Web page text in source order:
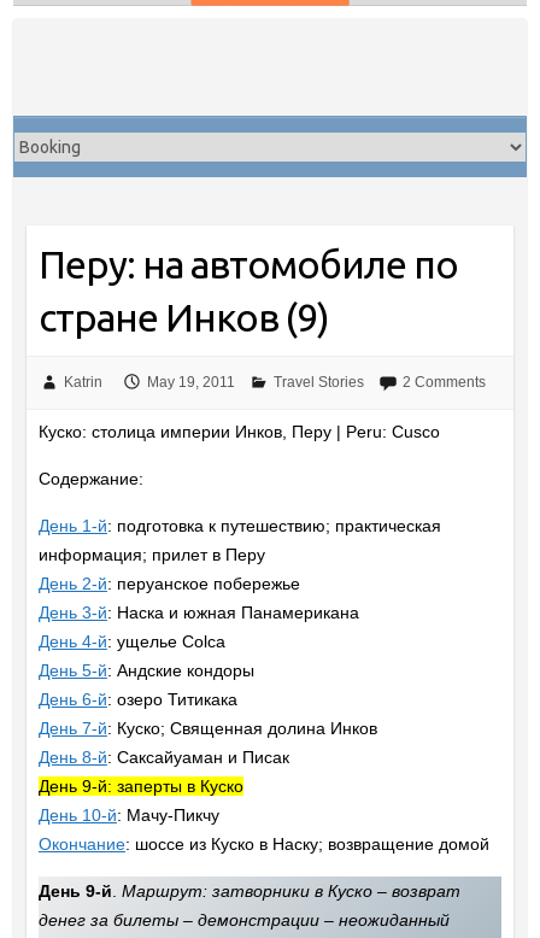
Перу: на автомобиле по
стране Инков (9)
Katrin May 19, 2011 Travel Stories 2 Comments
Куско: столица империи Инков, Перу | Peru: Cusco
Содержание:
День 1-й: подготовка к путешествию; практическая
информация; прилет в Перу
День 2-й: перуанское побережье
День 3-й: Наска и южная Панамерикана
День 4-й: ущелье Colca
День 5-й: Андские кондоры
День 6-й: озеро Титикака
День 7-й: Куско; Священная долина Инков
День 8-й: Саксайуаман и Писак
День 9-й: заперты в Куско
День 10-й: Мачу-Пикчу
Окончание: шоссе из Куско в Наску; возвращение домой
День 9-й Маршрут: затворники в Куско – возврат
денег за билеты – демонстрации – неожиданный